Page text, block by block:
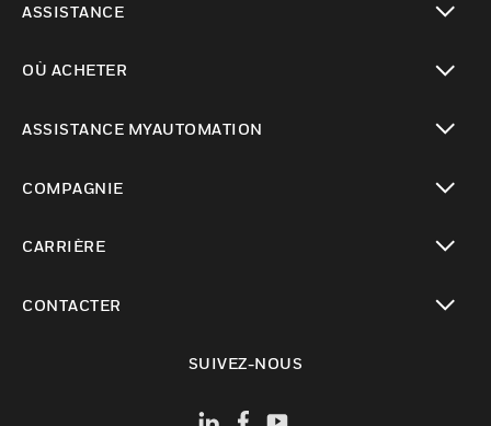
ASSISTANCE
OÙ ACHETER
ASSISTANCE MYAUTOMATION
COMPAGNIE
CARRIÈRE
CONTACTER
SUIVEZ-NOUS